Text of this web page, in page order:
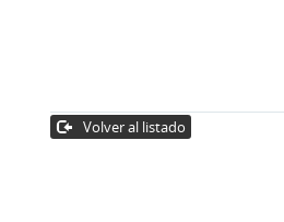
Volver al listado